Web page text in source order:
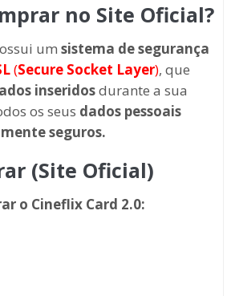
no Site Oficial?
um sistema de segurança
(Secure Socket Layer), que
inseridosdurante a sua
os seus dados pessoais
seguros.
(Site Oficial)
o Cineflix Card 2.0: